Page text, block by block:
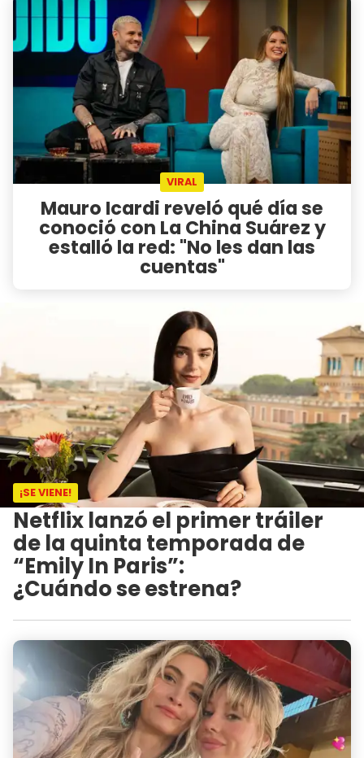
VIRAL
Mauro Icardi reveló qué día se
conoció con La China Suárez y
estalló la red: "No les dan las
cuentas"
¡SE VIENE!
Netflix lanzó el primer tráiler
de la quinta temporada de
“Emily In Paris”:
¿Cuándo se estrena?